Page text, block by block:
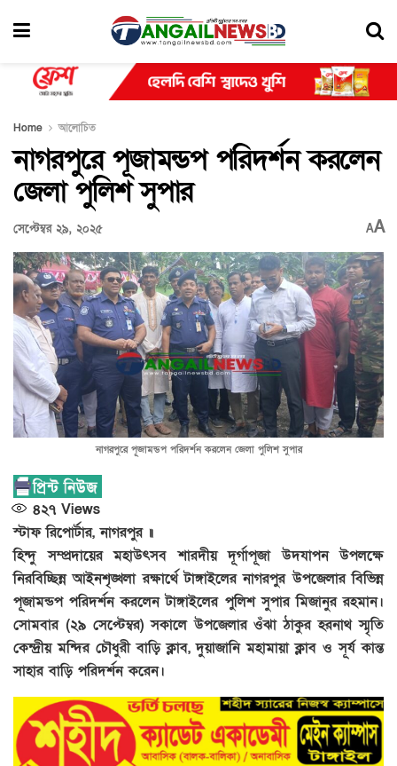
Home আলোচিত
নাগরপুরে পূজামন্ডপ পরিদর্শন করলেন
জেলা পুলিশ সুপার
সেপ্টেম্বর ২৯, ২০২৫ AA
নাগরপুরে পূজামন্ডপ পরিদর্শন করলেন জেলা পুলিশ সুপার
৪২৭ Views
স্টাফ রিপোর্টার, নাগরপুর ॥
হিন্দু সম্প্রদায়ের মহাউৎসব শারদীয় দূর্গাপূজা উদযাপন উপলক্ষে
নিরবিচ্ছিন্ন আইনশৃঙ্খলা রক্ষার্থে টাঙ্গাইলের নাগরপুর উপজেলার বিভিন্ন
পূজামন্ডপ পরিদর্শন করলেন টাঙ্গাইলের পুলিশ সুপার মিজানুর রহমান।
সোমবার (২৯ সেপ্টেম্বর) সকালে উপজেলার ওঁঝা ঠাকুর হরনাথ স্মৃতি
কেন্দ্রীয় মন্দির চৌধুরী বাড়ি ক্লাব, দুয়াজানি মহামায়া ক্লাব ও সূর্য কান্ত
সাহার বাড়ি পরিদর্শন করেন।